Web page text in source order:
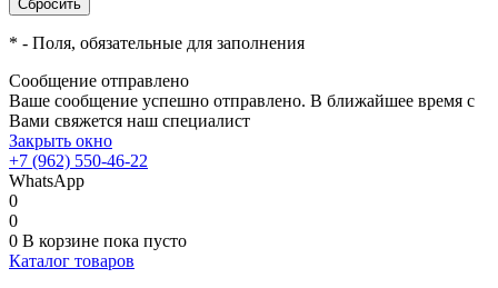
* - Поля, обязательные для заполнения
Сообщение отправлено
Ваше сообщение успешно отправлено. В ближайшее время с
Вами свяжется наш специалист
Закрыть окно
+7 (962) 550-46-22
WhatsApp
0
0
0 В корзине пока пусто
Каталог товаров